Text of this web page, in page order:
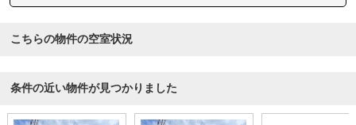
こちらの物件の空室状況
条件の近い物件が見つかりました